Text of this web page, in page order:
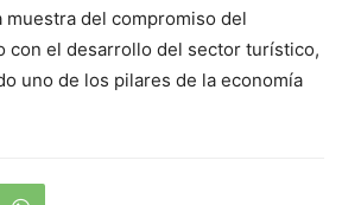
muestra del compromiso del
con el desarrollo del sector turístico,
uno de los pilares de la economía